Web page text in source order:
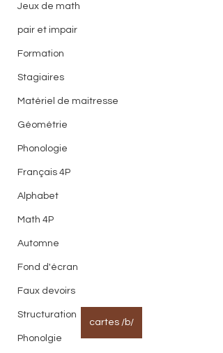
Jeux de math
pair et impair
Formation
Stagiaires
Matériel de maitresse
Géométrie
Phonologie
Français 4P
Alphabet
Math 4P
Automne
Fond d'écran
Faux devoirs
Structuration
Phonolgie
cartes /b/